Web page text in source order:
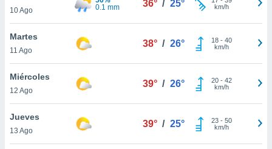
más
nuestra
y
de
10 Ago
0.1 mm
36° / 25°
km/h
Martes
11 Ago
38° / 26° 18- 40
km/h
Miércoles
12 Ago
39° / 26° 20- 42
km/h
Jueves
13 Ago
39° / 25° 23- 50
km/h